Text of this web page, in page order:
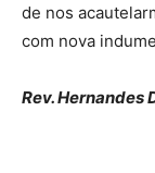
de nos
com nova
Rev. Hernandes